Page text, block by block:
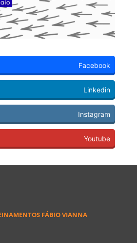
Facebook
Linkedin
Instagram
Youtube
FÁBIO VIANNA